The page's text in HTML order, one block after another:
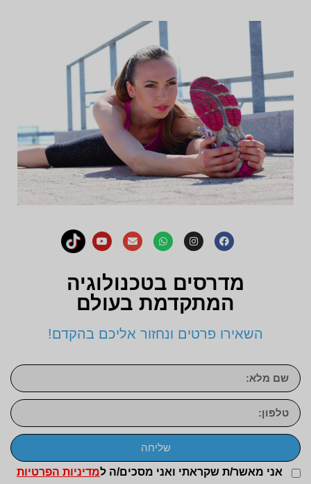
מדרסים בטכנולוגיה
המתקדמת בעולם
השאירו פרטים ונחזור אליכם בהקדם!
אני מאשר/ת שקראתי ואני מסכים/ה למדיניות הפרטיות
שליחה